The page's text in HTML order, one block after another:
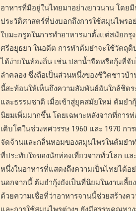
อาหารที่มีอยู่ในไทยมาอย่างยาวนาน โดย
ประวัติศาสตร์ที่บ่งบอกถึงการใช้สมุนไพรอ
ใบมะกรูดในการทำอาหารมาตั้งแต่สมัยกรุ
ศรีอยุธยา ในอดีต การทำต้มยำจะใช้วัตถุ
ได้ง่ายในท้องถิ่น เช่น ปลาน้ำจืดหรือกุ้งที่จั
ลำคลอง ซึ่งถือเป็นส่วนหนึ่งของชีวิตชาวบ้า
นี้สะท้อนให้เห็นถึงความสัมพันธ์อันใกล้ชิด
และธรรมชาติ เมื่อเข้าสู่ยุคสมัยใหม่ ต้มยำ
นิยมเพิ่มมากขึ้น โดยเฉพาะหลังจากที่การท่
เติบโตในช่วงทศวรรษ 1960 และ 1970 ก
จัดจ้านและกลิ่นหอมของสมุนไพรในต้มยำ
ที่ประทับใจของนักท่องเที่ยวจากทั่วโลก แล
หนึ่งในอาหารที่แสดงถึงความเป็นไทยได้อ
นอกจากนี้ ต้มยำกุ้งยังเป็นที่นิยมในงานเลี้ย
ด้วยความเชื่อที่ว่าอาหารจานนี้ช่วยสร้างค